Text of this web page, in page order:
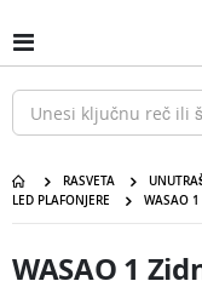
na
sadržaj
Uključi
/
isključi
Nav
RASVETA
LED PLAFONJERE
WASAO 1
kraj
galerije
početak
galerije
WASAO 1